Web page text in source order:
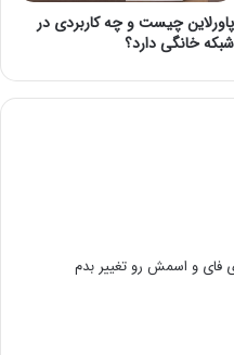
پاورلاین چیست و چه کاربردی در
شبکه خانگی دارد؟
و اسمش رو تغییر بدم